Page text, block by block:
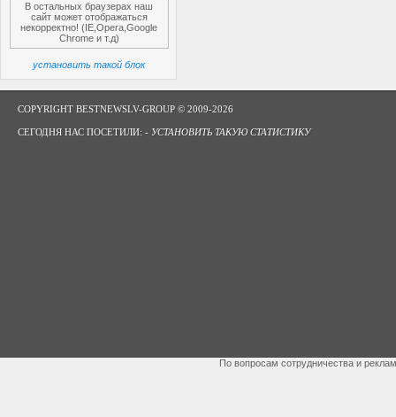
В остальных браузерах наш
сайт может отображаться
некорректно! (IE,Opera,Google
Chrome и т.д)
установить такой блок
COPYRIGHT BESTNEWSLV-GROUP © 2009-2026
СЕГОДНЯ НАС ПОСЕТИЛИ: - УСТАНОВИТЬ ТАКУЮ СТАТИСТИКУ
По вопросам сотрудничества и